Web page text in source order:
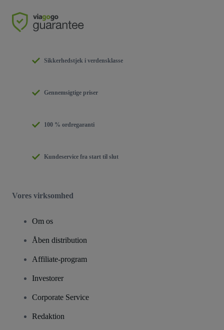
Sikkerhedstjek i verdensklasse
Gennemsigtige priser
100 % ordregaranti
Kundeservice fra start til slut
Vores virksomhed
Om os
Åben distribution
Affiliate-program
Investorer
Corporate Service
Redaktion